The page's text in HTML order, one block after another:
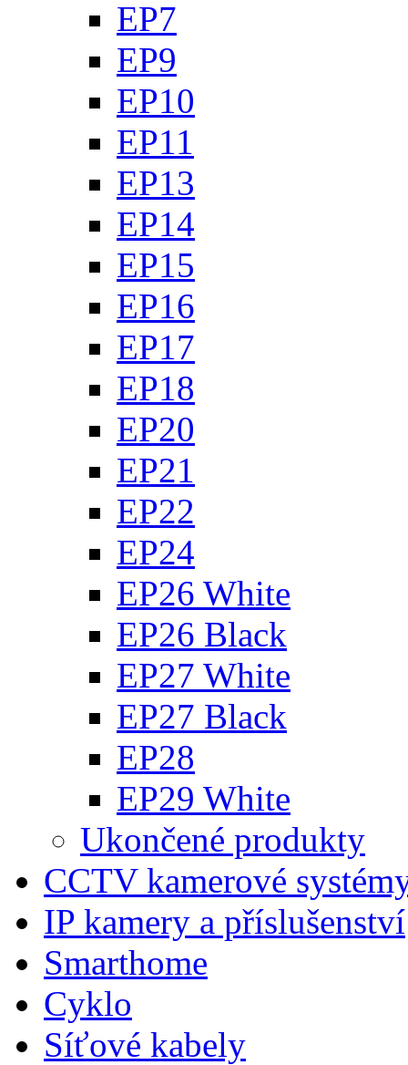
EP7
EP9
EP10
EP11
EP13
EP14
EP15
EP16
EP17
EP18
EP20
EP21
EP22
EP24
EP26 White
EP26 Black
EP27 White
EP27 Black
EP28
EP29 White
Ukončené produkty
CCTV kamerové
IP kamery a příslušenství
Smarthome
Cyklo
Síťové kabely